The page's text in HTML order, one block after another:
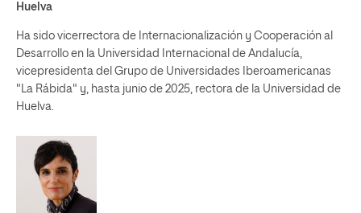
Huelva
Ha sido vicerrectora de Internacionalización y Cooperación al
Desarrollo en la Universidad Internacional de Andalucía,
vicepresidenta del Grupo de Universidades Iberoamericanas
"La Rábida" y, hasta junio de 2025, rectora de la Universidad de
Huelva.